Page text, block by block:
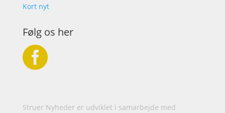
Kort nyt
Følg os her

Struer Nyheder er udviklet i samarbejde med